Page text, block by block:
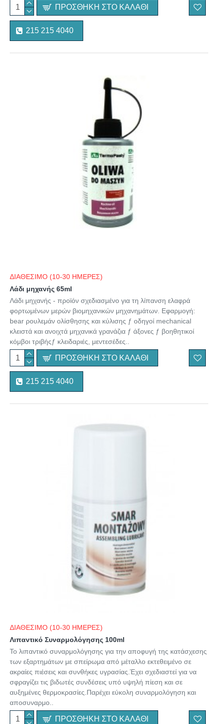
ΠΡΟΣΘΉΚΗ ΣΤΟ ΚΑΛΆΘΙ
215 215 4040
ΔΙΑΘΕΣΙΜΟ (10-30 ΗΜΕΡΕΣ)
Λάδι μηχανής 65ml
Λάδι μηχανής - προϊόν σχεδιασμένο για τη λίπανση ελαφρά
φορτωμένων μερών βιομηχανικών μηχανημάτων. Εφαρμογή:
bear ρουλεμάν ολίσθησης και κύλισης ƒ οδηγοί mechanical
κλειστά και ανοιχτά μηχανικά γρανάζια ƒ άξονες ƒ βοηθητικοί
κόμβοι τριβήςƒ κλειδαριές, μεντεσέδες..
ΠΡΟΣΘΉΚΗ ΣΤΟ ΚΑΛΆΘΙ
215 215 4040
ΔΙΑΘΕΣΙΜΟ (10-30 ΗΜΕΡΕΣ)
Λιπαντικό Συναρμολόγησης 100ml
Το λιπαντικό συναρμολόγησης για την αποφυγή της κατάσχεσης
των εξαρτημάτων με σπείρωμα από μέταλλο εκτεθειμένο σε
ακραίες πιέσεις και συνθήκες υγρασίας.Έχει σχεδιαστεί για να
σφραγίζει τις βιδωτές συνδέσεις υπό υψηλή πίεση και σε
αυξημένες θερμοκρασίες.Παρέχει εύκολη συναρμολόγηση και
αποσυναρμο..
ΠΡΟΣΘΉΚΗ ΣΤΟ ΚΑΛΆΘΙ